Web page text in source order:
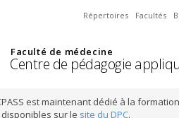
Répertoires Facultés
Faculté de médecine
Centre de pédagogie
est maintenant dédié à la
sur le site du DPC.